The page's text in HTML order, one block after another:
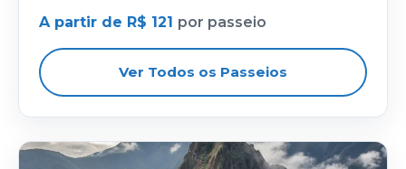
A partir de R$ 121 por passeio
Ver Todos os Passeios